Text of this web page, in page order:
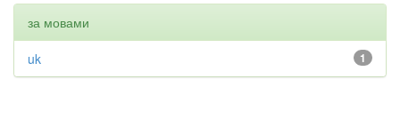
за мовами
1
uk